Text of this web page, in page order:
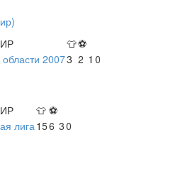
👕⚽
области 20073 2 1 0
👕 ⚽
лига156 30